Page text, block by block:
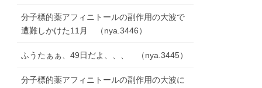
分子標的薬アフィニトールの副作用の大波で
遭難しかけた11月 （nya.3446）
ふうたぁぁ、49日だよ、、、 （nya.3445）
分子標的薬アフィニトールの副作用の大波に